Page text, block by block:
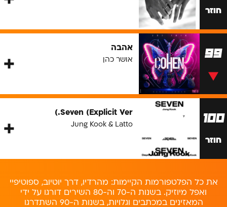
חוזר
99 אהבה
אושר כהן
100
חוזר
Seven (Explicit Ver.)
Jung Kook & Latto
את כל הפלטפורמות הקיימות: מהרדיו, דרך יוטיוב, ספוטיפיי
ואפל מיוזיק. בשנות ה-70 וה-80 השירים דורגו על ידי
המאזינים במכתבים וגלויות, בשנות ה-90 השתדרגו